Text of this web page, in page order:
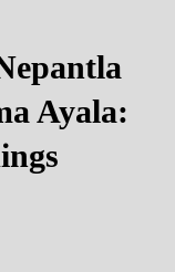
Ayala: